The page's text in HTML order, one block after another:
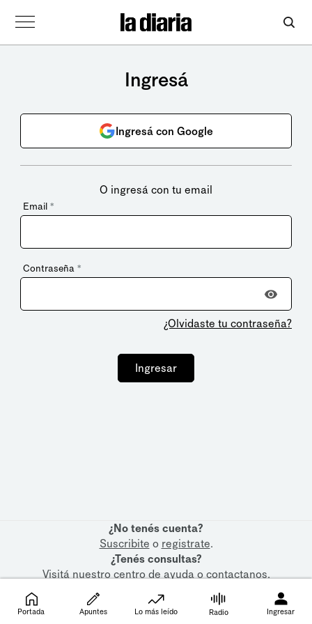
Ingresá
Ingresá con Google
O ingresá con tu email
Email *
Contraseña *
¿Olvidaste tu contraseña?
Ingresar
¿No tenés cuenta?
Suscribite o registrate.
¿Tenés consultas?
Visitá nuestrocentro de ayudaocontactanos.
Portada Apuntes Lo más leído Radio Ingresar